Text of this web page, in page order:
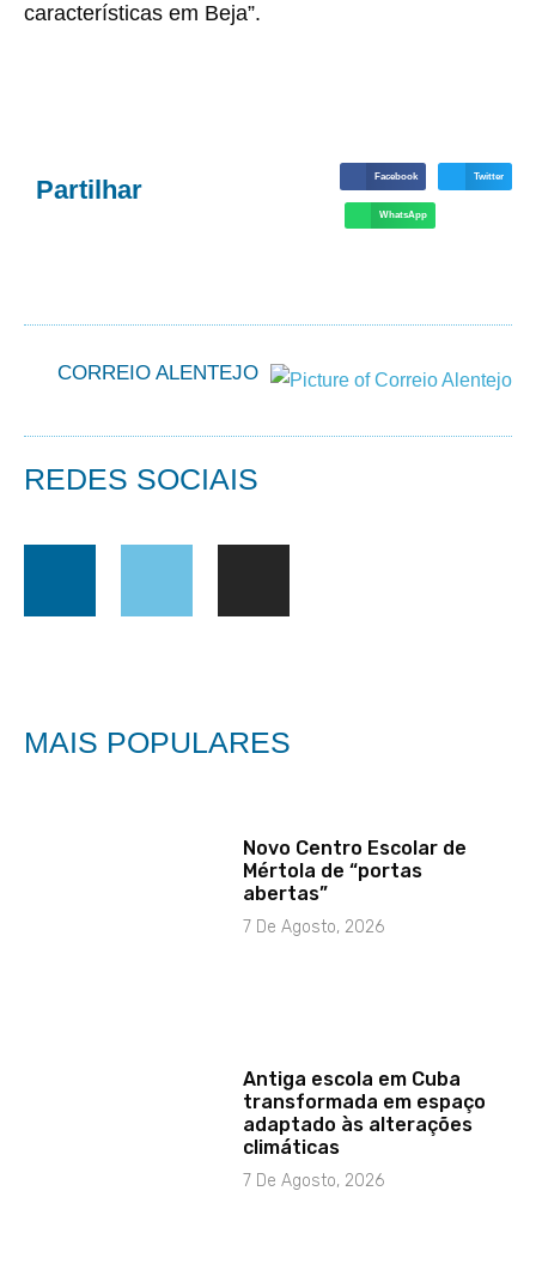
características em Beja”.
Partilhar Facebook Twitter
WhatsApp
CORREIO ALENTEJO
REDES SOCIAIS
MAIS POPULARES
Novo Centro Escolar de
Mértola de “portas
abertas”
7 De Agosto, 2026
Antiga escola em Cuba
transformada em espaço
adaptado às alterações
climáticas
7 De Agosto, 2026